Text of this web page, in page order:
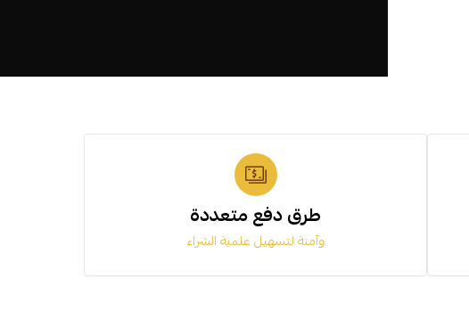
طرق دفع متعددة
وآمنة لتسهيل علمية الشراء